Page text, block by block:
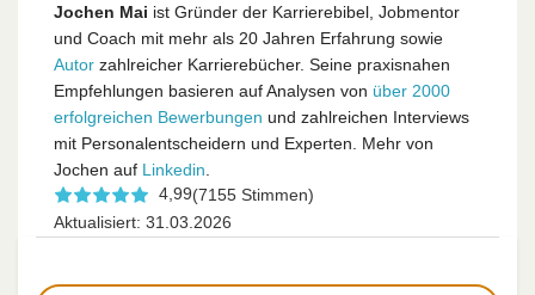
Jochen Mai ist Gründer der Karrierebibel, Jobmentor
und Coach mit mehr als 20 Jahren Erfahrung sowie
Autor zahlreicher Karrierebücher. Seine praxisnahen
Empfehlungen basieren auf Analysen von über 2000
erfolgreichen Bewerbungen und zahlreichen Interviews
mit Personalentscheidern und Experten. Mehr von
Jochen auf Linkedin
4,99(7155 Stimmen)
Aktualisiert: 31.03.2026